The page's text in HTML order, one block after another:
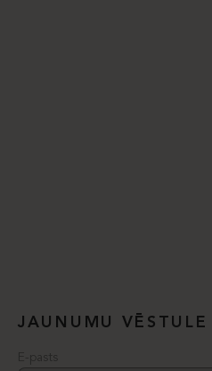
JAUNUMU VĒSTULE
E-pasts